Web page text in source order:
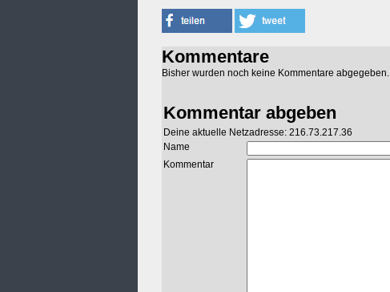
Kommentare
Bisher wurden noch keine Kommentare abgegeben.
Kommentar abgeben
Deine aktuelle Netzadresse: 216.73.217.36
Name
Kommentar